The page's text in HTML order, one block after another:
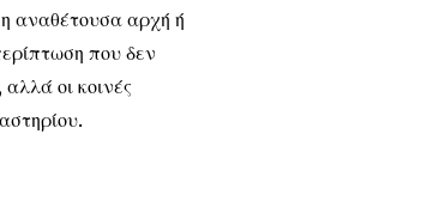
η αναθέτουσα αρχή ή
που δεν
οι κοινές